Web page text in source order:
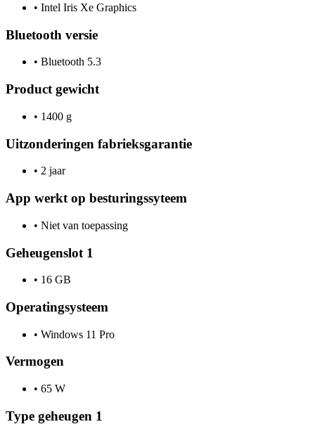
• Intel Iris Xe Graphics
Bluetooth versie
• Bluetooth 5.3
Product gewicht
• 1400 g
Uitzonderingen fabrieksgarantie
• 2 jaar
App werkt op besturingssyteem
• Niet van toepassing
Geheugenslot 1
• 16 GB
Operatingsysteem
• Windows 11 Pro
Vermogen
• 65 W
Type geheugen 1